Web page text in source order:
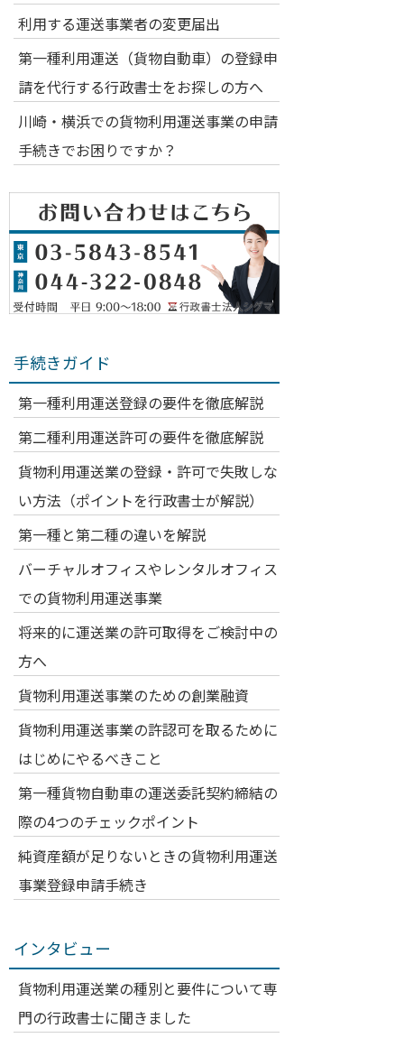
利用する運送事業者の変更届出
第一種利用運送（貨物自動車）の登録申
請を代行する行政書士をお探しの方へ
川崎・横浜での貨物利用運送事業の申請
手続きでお困りですか？
手続きガイド
第一種利用運送登録の要件を徹底解説
第二種利用運送許可の要件を徹底解説
貨物利用運送業の登録・許可で失敗しな
い方法（ポイントを行政書士が解説）
第一種と第二種の違いを解説
バーチャルオフィスやレンタルオフィス
での貨物利用運送事業
将来的に運送業の許可取得をご検討中の
方へ
貨物利用運送事業のための創業融資
貨物利用運送事業の許認可を取るために
はじめにやるべきこと
第一種貨物自動車の運送委託契約締結の
際の4つのチェックポイント
純資産額が足りないときの貨物利用運送
事業登録申請手続き
インタビュー
貨物利用運送業の種別と要件について専
門の行政書士に聞きました